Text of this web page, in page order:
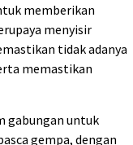
memberikan
menyisir
tidak adanya
memastikan
gabungan untuk
gempa, dengan